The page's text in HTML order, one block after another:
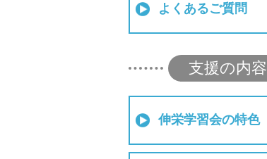
よくあるご質問
支援の内容
伸栄学習会の特色